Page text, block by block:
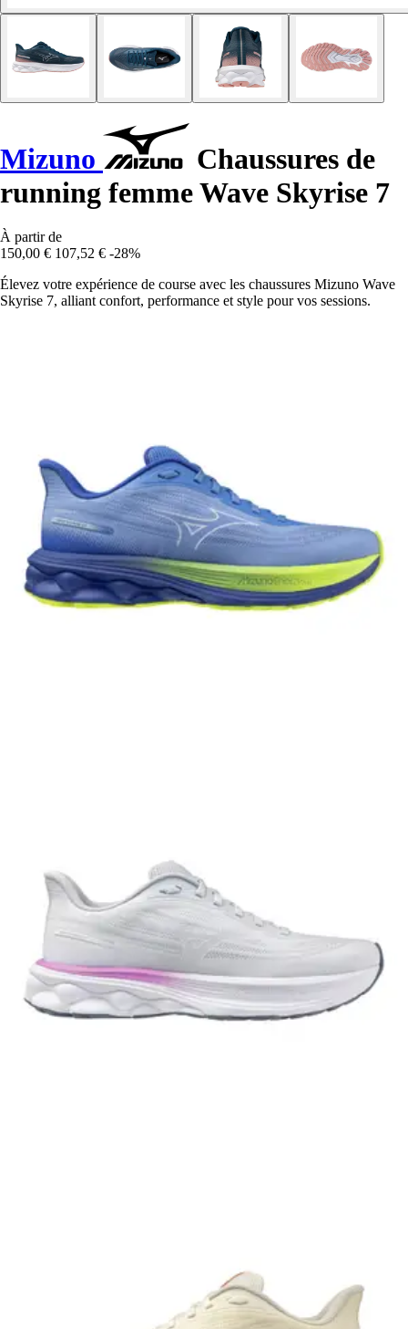
Mizuno
Chaussures de
running femme Wave Skyrise 7
À partir de
150,00 € 107,52 € -28%
Élevez votre expérience de course avec les chaussures Mizuno Wave
Skyrise 7, alliant confort, performance et style pour vos sessions.